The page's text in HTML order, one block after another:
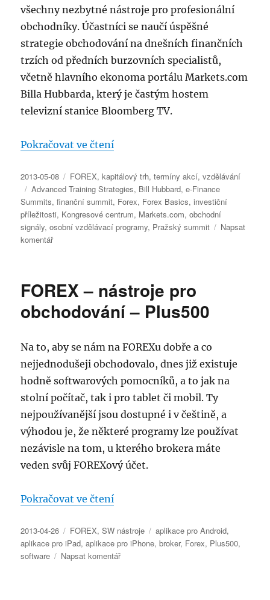
všechny nezbytné nástroje pro profesionální
obchodníky. Účastníci se naučí úspěšné
strategie obchodování na dnešních finančních
trzích od předních burzovních specialistů,
včetně hlavního ekonoma portálu Markets.com
Billa Hubbarda, který je častým hostem
televizní stanice Bloomberg TV.
Pokračovat ve čtení„Markets.com představuje
Publikováno:
2013-05-08 Rubriky:
FOREX,kapitálový trh,termíny akcí,vzdělávání
Štítky:
Advanced Training Strategies, Bill Hubbard,e-Finance
Summits,finanční summit, Forex, Forex Basics,investiční
příležitosti, Kongresové centrum, Markets.com,obchodní
signály,osobní vzdělávací programy, Pražský summit
Napsat
komentářpro
Markets.com
mezinárodní
finanční
summit
FOREX – nástroje pro
obchodování – Plus500
Na to, aby se nám na FOREXu dobře a co
nejjednodušeji obchodovalo, dnes již existuje
hodně softwarových pomocníků, a to jak na
stolní počítač, tak i pro tablet či mobil. Ty
nejpoužívanější jsou dostupné i v češtině, a
výhodou je, že některé programy lze používat
nezávisle na tom, u kterého brokera máte
veden svůj FOREXový účet.
Pokračovat ve čtení„FOREX – nástroje pro
Publikováno:
2013-04-26 Rubriky:
FOREX,SW nástroje Štítky:
aplikace pro Android,
aplikace pro iPad,aplikace pro iPhone,broker, Forex, Plus500,
software
Napsat komentářpro